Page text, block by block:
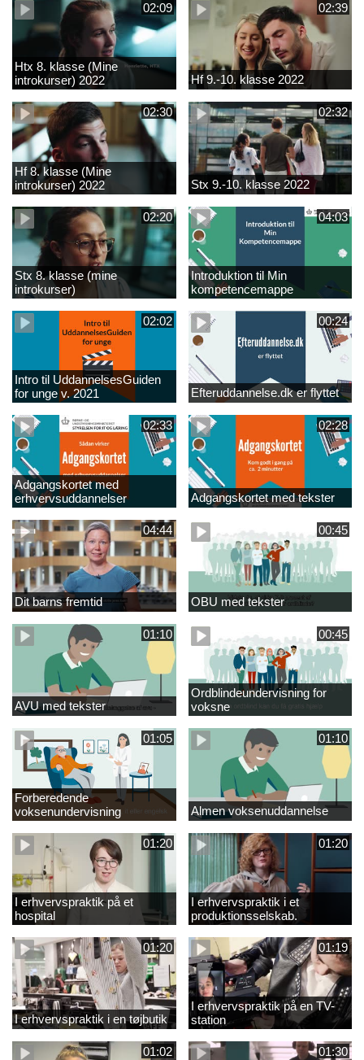
02:09
Htx 8. klasse (Mine
introkurser) 2022
02:39
Hf 9.-10. klasse 2022
02:30
Hf 8. klasse (Mine
introkurser) 2022
02:32
Stx 9.-10. klasse 2022
02:20
Stx 8. klasse (mine
introkurser)
04:03
Introduktion til Min
kompetencemappe
02:02
Intro til UddannelsesGuiden
for unge v. 2021
00:24
Efteruddannelse.dk er flyttet
02:33
Adgangskortet med
erhvervsuddannelser
02:28
Adgangskortet med tekster
04:44
Dit barns fremtid
00:45
OBU med tekster
01:10
AVU med tekster
00:45
Ordblindeundervisning for
voksne
01:05
Forberedende
voksenundervisning
01:10
Almen voksenuddannelse
01:20
I erhvervspraktik på et
hospital
01:20
I erhvervspraktik i et
produktionsselskab.
01:20
I erhvervspraktik i en tøjbutik
01:19
I erhvervspraktik på en TV-
station
01:02 01:30